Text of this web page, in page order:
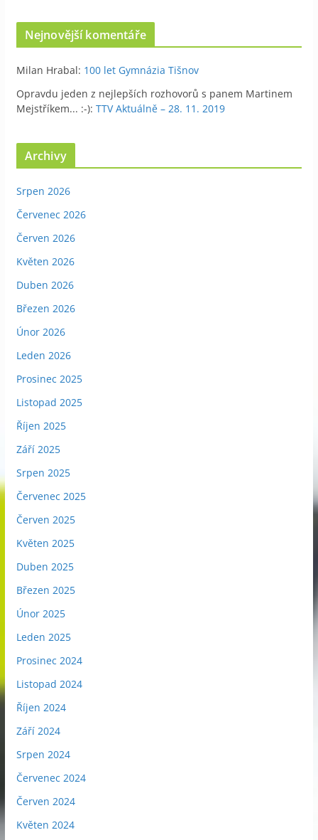
Nejnovější komentáře
Milan Hrabal: 100 let Gymnázia Tišnov
Opravdu jeden z nejlepších rozhovorů s panem Martinem
Mejstříkem... :-): TTV Aktuálně – 28. 11. 2019
Archivy
Srpen 2026
Červenec 2026
Červen 2026
Květen 2026
Duben 2026
Březen 2026
Únor 2026
Leden 2026
Prosinec 2025
Listopad 2025
Říjen 2025
Září 2025
Srpen 2025
Červenec 2025
Červen 2025
Květen 2025
Duben 2025
Březen 2025
Únor 2025
Leden 2025
Prosinec 2024
Listopad 2024
Říjen 2024
Září 2024
Srpen 2024
Červenec 2024
Červen 2024
Květen 2024